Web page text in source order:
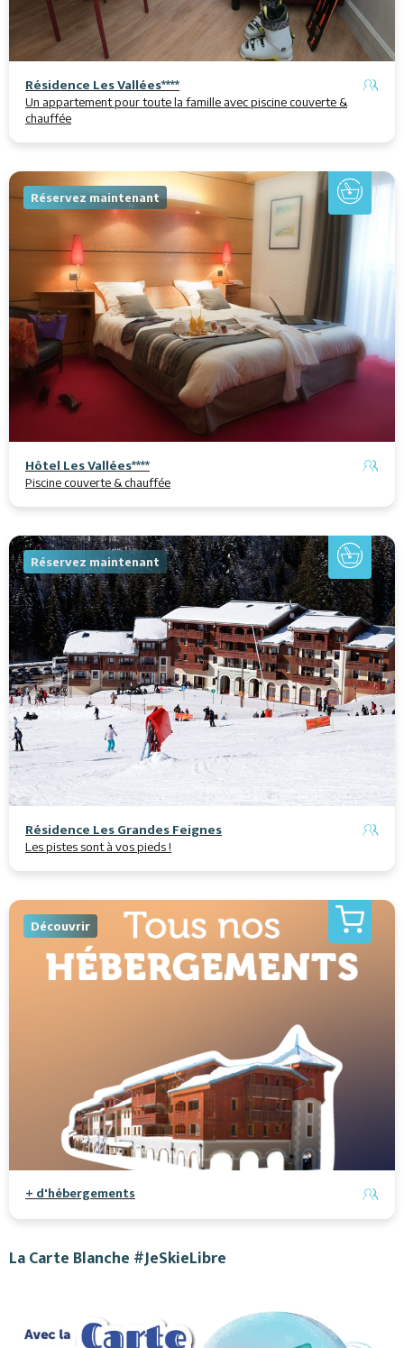
Résidence Les Vallées****
Un appartement pour toute la famille avec piscine couverte &
chauffée
Réservez maintenant
Hôtel Les Vallées****
Piscine couverte & chauffée
Réservez maintenant
Résidence Les Grandes Feignes
Les pistes sont à vos pieds !
Découvrir
+ d'hébergements
La Carte Blanche #JeSkieLibre